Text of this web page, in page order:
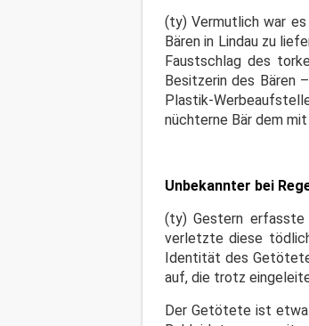
(ty) Vermutlich war
Bären in Lindau zu
Faustschlag des
Besitzerin des Bären
Plastik-
nüchterne Bär dem
Unbekannter bei
(ty) Gestern erfasste
verletzte diese
Identität des
auf, die trotz
Der Getötete ist